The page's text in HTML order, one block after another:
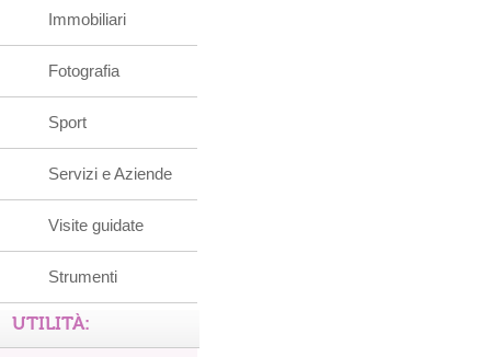
Immobiliari
Fotografia
Sport
Servizi e Aziende
Visite guidate
Strumenti
UTILITÀ: